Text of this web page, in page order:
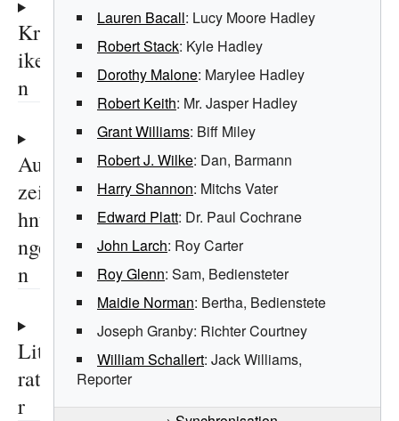
Lauren Bacall: Lucy Moore Hadley
Robert Stack: Kyle Hadley
Dorothy Malone: Marylee Hadley
Robert Keith: Mr. Jasper Hadley
Grant Williams: Biff Miley
Robert J. Wilke: Dan, Barmann
Harry Shannon: Mitchs Vater
Edward Platt: Dr. Paul Cochrane
John Larch: Roy Carter
Roy Glenn: Sam, Bediensteter
Maidie Norman: Bertha, Bedienstete
Joseph Granby: Richter Courtney
William Schallert: Jack Williams,
Reporter
Krit
ike
n
Aus
zeic
hnu
nge
n
Lite
ratu
r